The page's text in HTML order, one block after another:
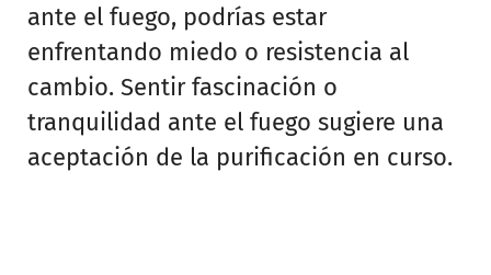
ante el fuego, podrías estar
enfrentando miedo o resistencia al
cambio. Sentir fascinación o
tranquilidad ante el fuego sugiere una
aceptación de la purificación en curso.